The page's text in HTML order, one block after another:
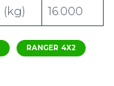
(kg) 16.000
RANGER 4X2